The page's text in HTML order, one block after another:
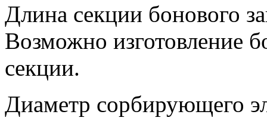
Длина секции бонового
Возможно изготовление
секции.
Диаметр сорбирующего